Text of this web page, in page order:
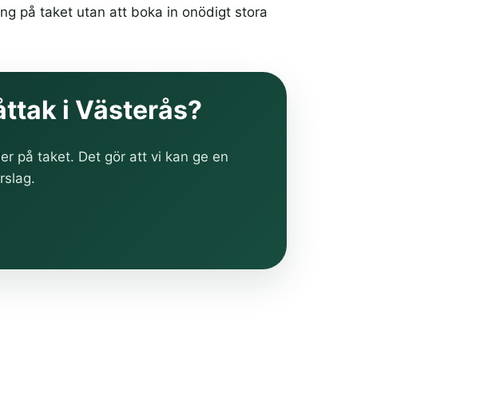
på taket utan att boka in onödigt stora
i Västerås?
på taket. Det gör att vi kan ge en